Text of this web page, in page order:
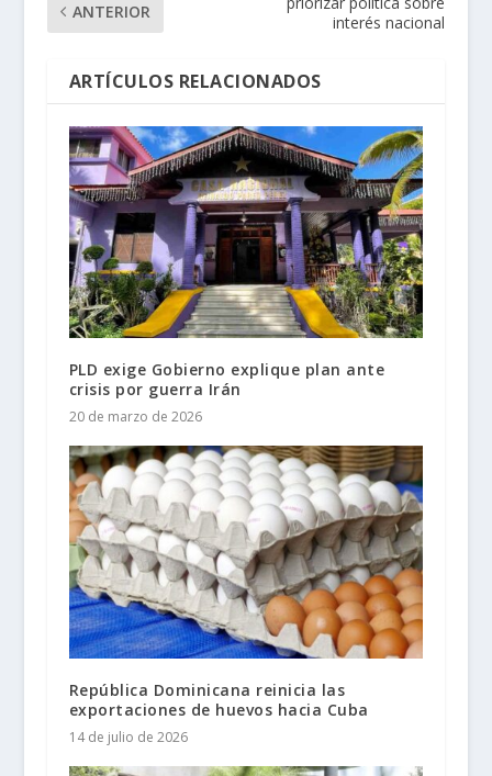
ANTERIOR
interés nacional
ARTÍCULOS RELACIONADOS
PLD exige Gobierno explique plan ante
crisis por guerra Irán
20 de marzo de 2026
República Dominicana reinicia las
exportaciones de huevos hacia Cuba
14 de julio de 2026